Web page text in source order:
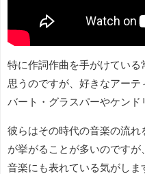
特に作詞作曲を手がけている
思うのですが、好きなアー
バート・グラスパーやケンド
彼らはその時代の音楽の流
が挙がることが多いのです
音楽にも表れている気がしま